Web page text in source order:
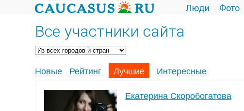
Люди Фото
Все участники сайта
Новые Рейтинг Лучшие Интересные
Екатерина Скоробогатова